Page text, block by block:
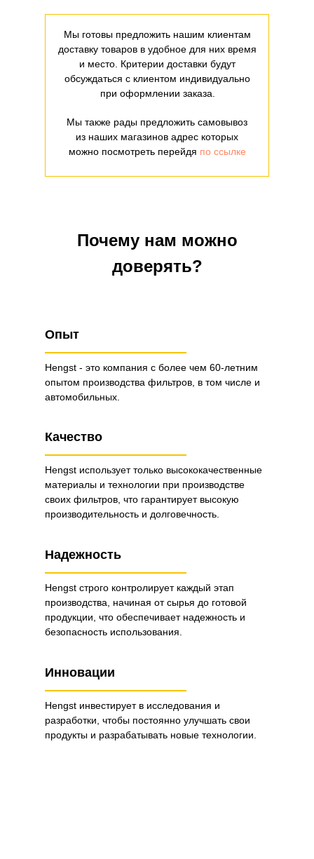
Мы готовы предложить нашим клиентам
доставку товаров в удобное для них время
и место. Критерии доставки будут
обсуждаться с клиентом индивидуально
при оформлении заказа.
Мы также рады предложить самовывоз
из наших магазинов адрес которых
можно посмотреть перейдя по ссылке
Почему нам можно
доверять?
Опыт
Hengst - это компания с более чем 60-летним
опытом производства фильтров, в том числе и
автомобильных.
Качество
Надежность
Hengst использует только высококачественные
материалы и технологии при производстве
своих фильтров, что гарантирует высокую
производительность и долговечность.
Инновации
Hengst строго контролирует каждый этап
производства, начиная от сырья до готовой
продукции, что обеспечивает надежность и
безопасность использования.
Hengst инвестирует в исследования и
разработки, чтобы постоянно улучшать свои
продукты и разрабатывать новые технологии.